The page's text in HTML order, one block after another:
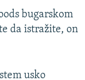
bugarskom
da istražite, on
usko